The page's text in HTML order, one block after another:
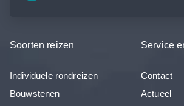
Soorten reizen
Individuele rondreizen
Bouwstenen
Service
Contact
Actueel